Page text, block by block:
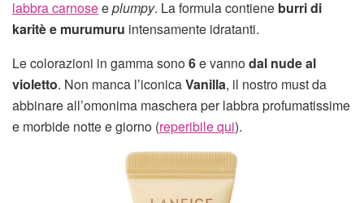
labbra carnoseeplumpy. La formula contiene burri di
karitè e murumuru intensamente idratanti.
Le colorazioni in gamma sono6e vannodal nude al
violetto. Non manca l’iconicaVanilla, il nostro must da
abbinare all’omonima maschera per labbra profumatissime
e morbide notte e giorno (reperibile qui).